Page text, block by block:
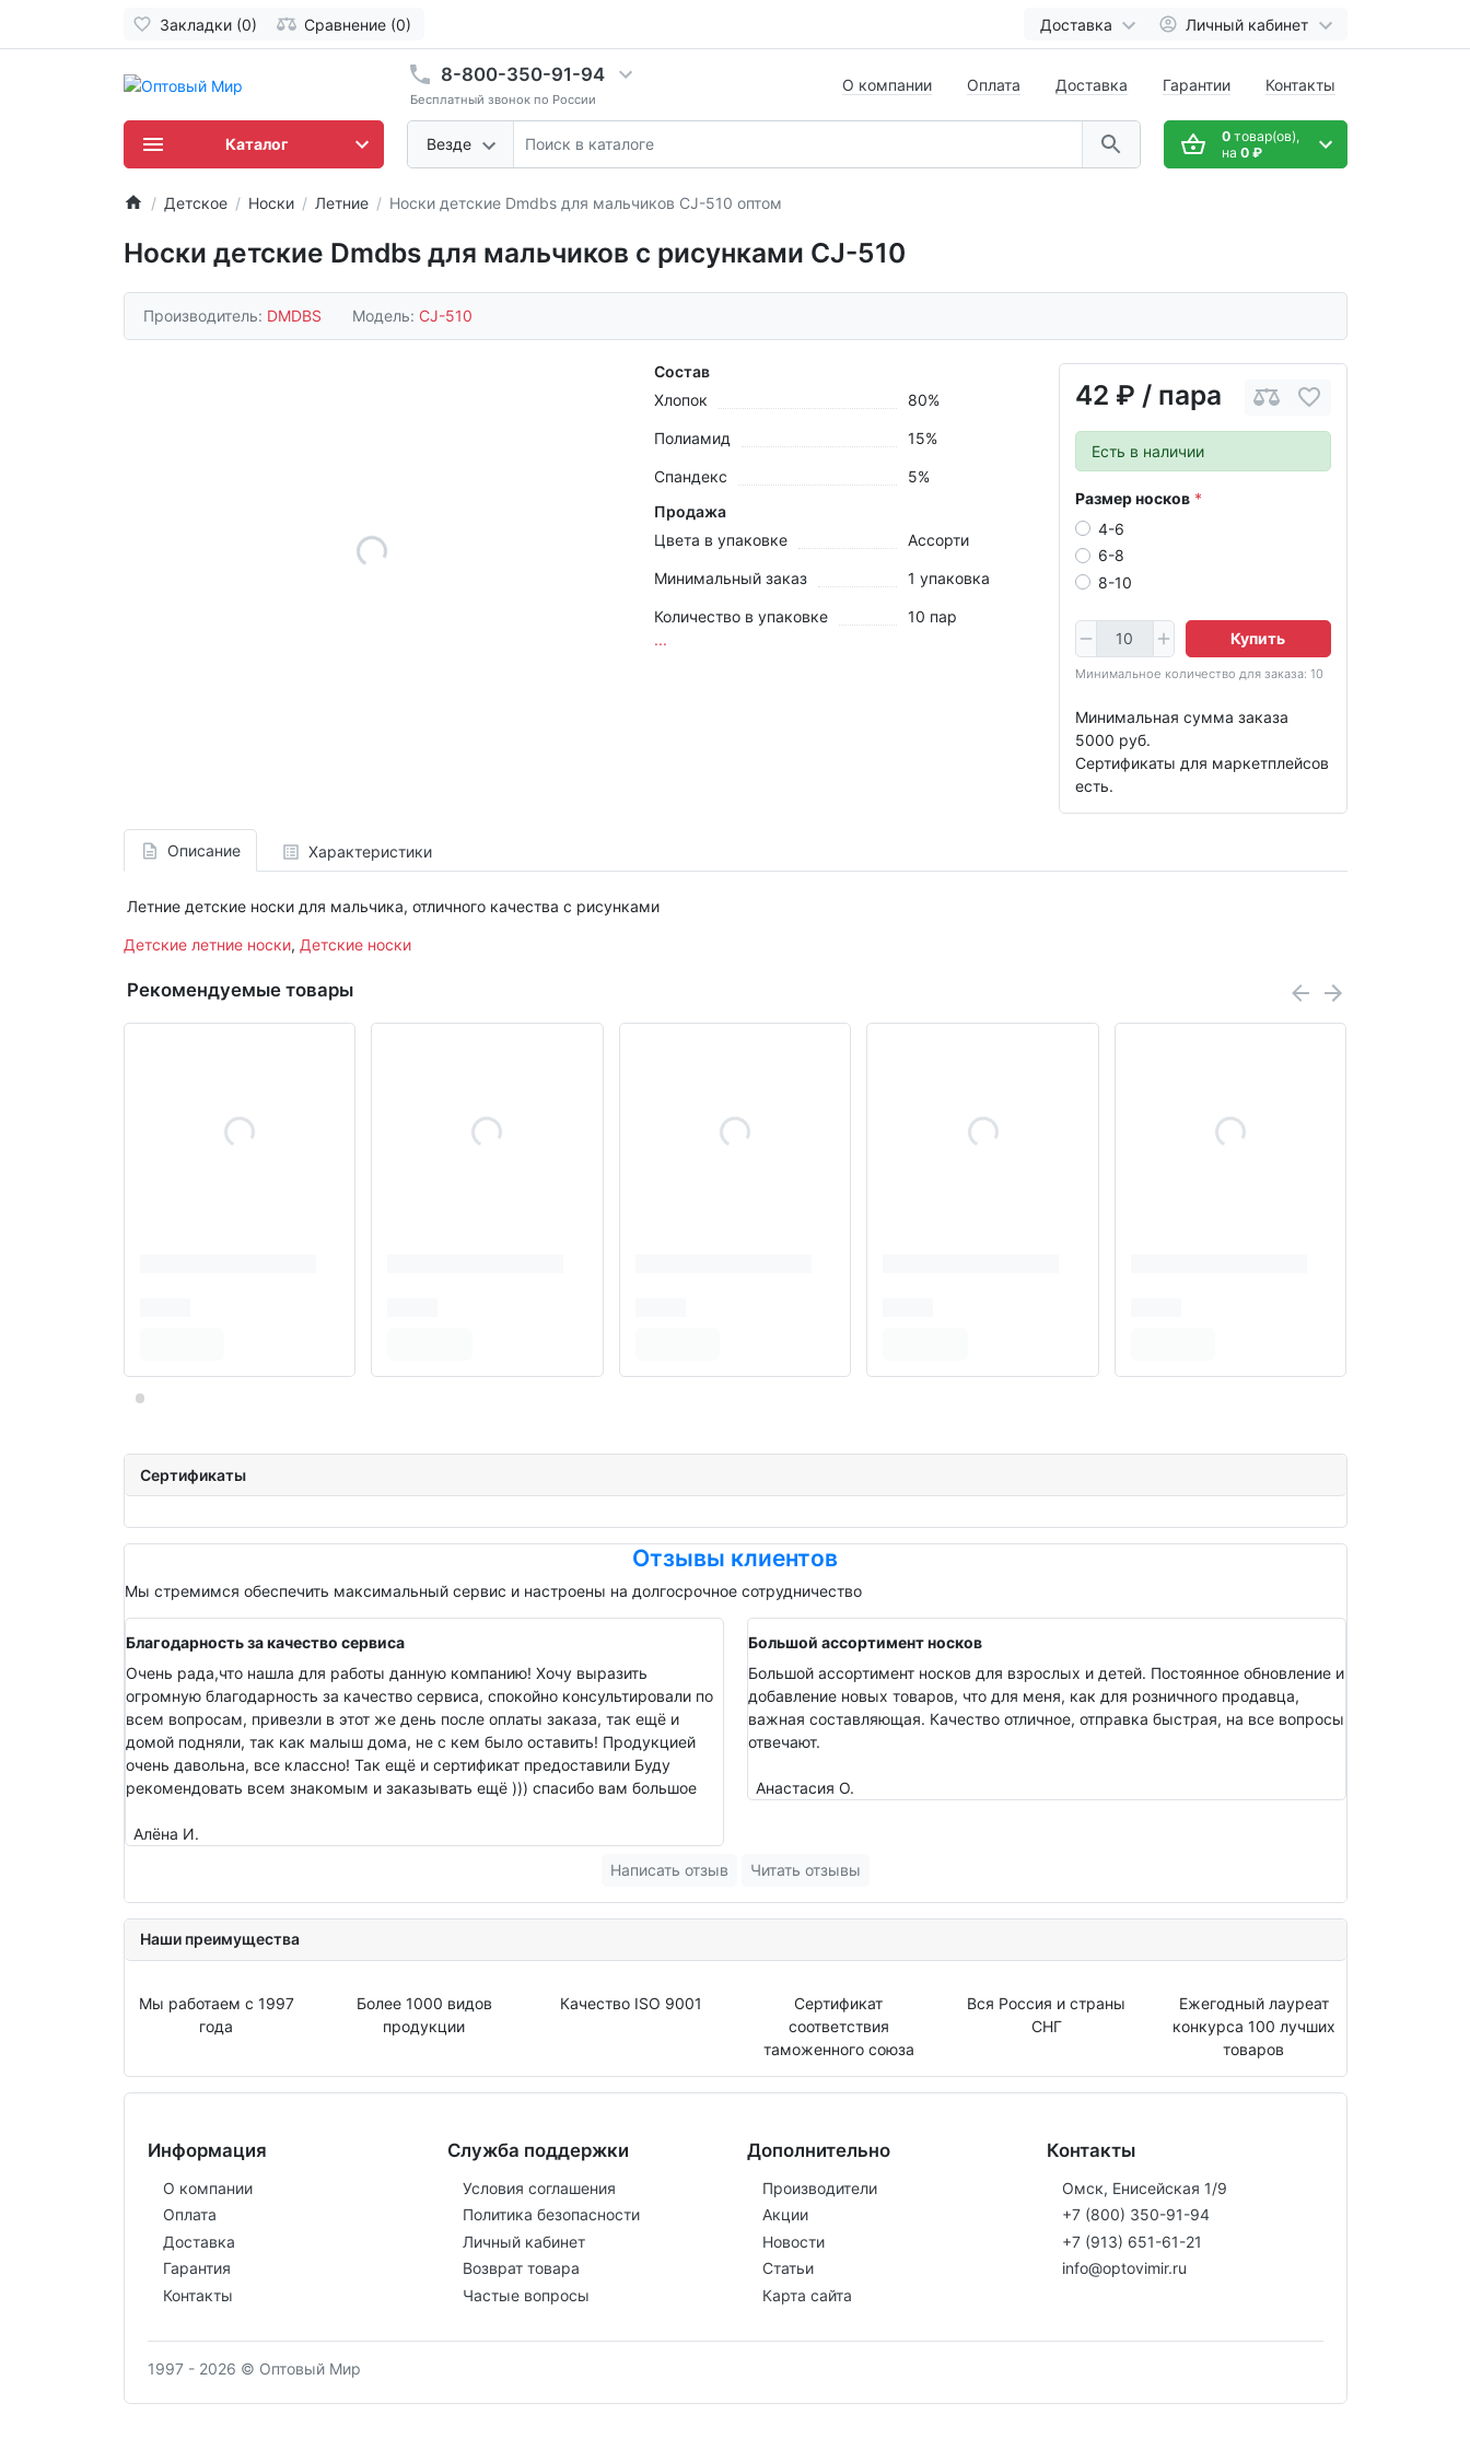
Закладки (0) Сравнение (0) Доставка Личный кабинет
8-800-350-91-94
Бесплатный звонок по России
Везде
О компании Оплата Доставка Гарантии Контакты
0товар(ов),
на 0 ₽
Каталог
Детское Носки Летние Носки детские Dmdbs для мальчиков CJ-510 оптом
Носки детские Dmdbs для мальчиков с рисунками CJ-510
Производитель: DMDBS Модель: CJ-510
42 ₽ / пара
Есть в наличии
Размер носков
4-6
6-8
8-10
Купить
Минимальное количество для заказа: 10
Минимальная сумма заказа
5000 руб.
Сертификаты для маркетплейсов
есть.
Состав
Хлопок
80%
Полиамид 15%
Спандекс
5%
Продажа
Цвета в упаковке
Ассорти
Минимальный заказ 1 упаковка
Количество в упаковке
10 пар
...
Описание Характеристики
Летние детские носки для мальчика, отличного качества с рисунками
Детские летние носки, Детские носки
Рекомендуемые товары
Сертификаты
Отзывы клиентов
Мы стремимся обеспечить максимальный сервис и настроены на долгосрочное сотрудничество
Благодарность за качество сервиса
Очень рада,что нашла для работы данную компанию! Хочу выразить
огромную благодарность за качество сервиса, спокойно консультировали по
всем вопросам, привезли в этот же день после оплаты заказа, так ещё и
домой подняли, так как малыш дома, не с кем было оставить! Продукцией
очень давольна, все классно! Так ещё и сертификат предоставили Буду
рекомендовать всем знакомым и заказывать ещё ))) спасибо вам большое
Алёна И.
Большой ассортимент носков
Большой ассортимент носков для взрослых и детей. Постоянное обновление и
добавление новых товаров, что для меня, как для розничного продавца,
важная составляющая. Качество отличное, отправка быстрая, на все вопросы
отвечают.
Анастасия О.
Написать отзыв Читать отзывы
Наши преимущества
Мы работаем с 1997
года
Более 1000 видов
продукции
Качество ISO 9001
Сертификат
соответствия
таможенного союза
Вся Россия и страны
СНГ
Ежегодный лауреат
конкурса 100 лучших
товаров
Информация
О компании
Оплата
Доставка
Гарантия
Контакты
Служба поддержки
Условия соглашения
Политика безопасности
Личный кабинет
Возврат товара
Частые вопросы
Дополнительно
Производители
Акции
Новости
Статьи
Карта сайта
Контакты
Омск, Енисейская 1/9
+7 (800) 350-91-94
+7 (913) 651-61-21
info@optovimir.ru
1997 - 2026 © Оптовый Мир